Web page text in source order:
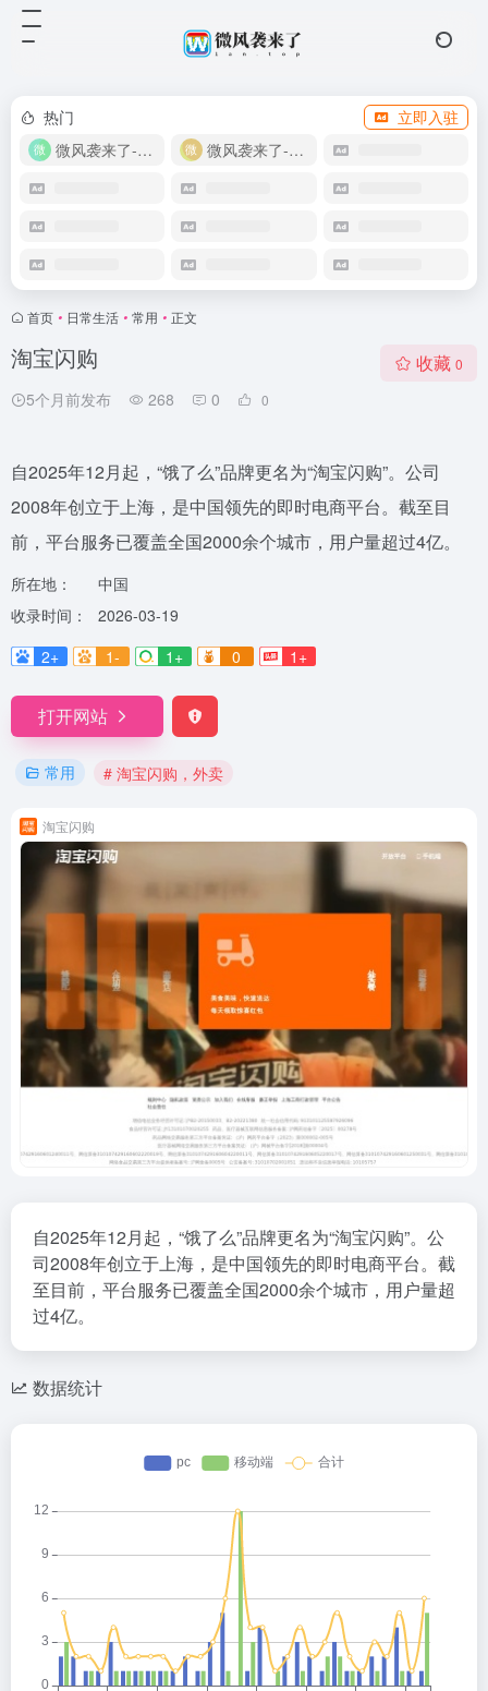
热门
立即入驻
微风袭来了-教程网
微风袭来了-自助商城
首页 • 日常生活 • 常用 • 正文
淘宝闪购
5个月前发布 268 0 0
收藏 0
自2025年12月起，“饿了么”品牌更名为“淘宝闪购”。公司
2008年创立于上海，是中国领先的即时电商平台。截至目
前，平台服务已覆盖全国2000余个城市，用户量超过4亿。
所在地：
中国
收录时间：
2026-03-19
2+
1- 1+ 0 1+
打开网站
常用 # 淘宝闪购，外卖
淘宝闪购
自2025年12月起，“饿了么”品牌更名为“淘宝闪购”。公
司2008年创立于上海，是中国领先的即时电商平台。截
至目前，平台服务已覆盖全国2000余个城市，用户量超
过4亿。
数据统计